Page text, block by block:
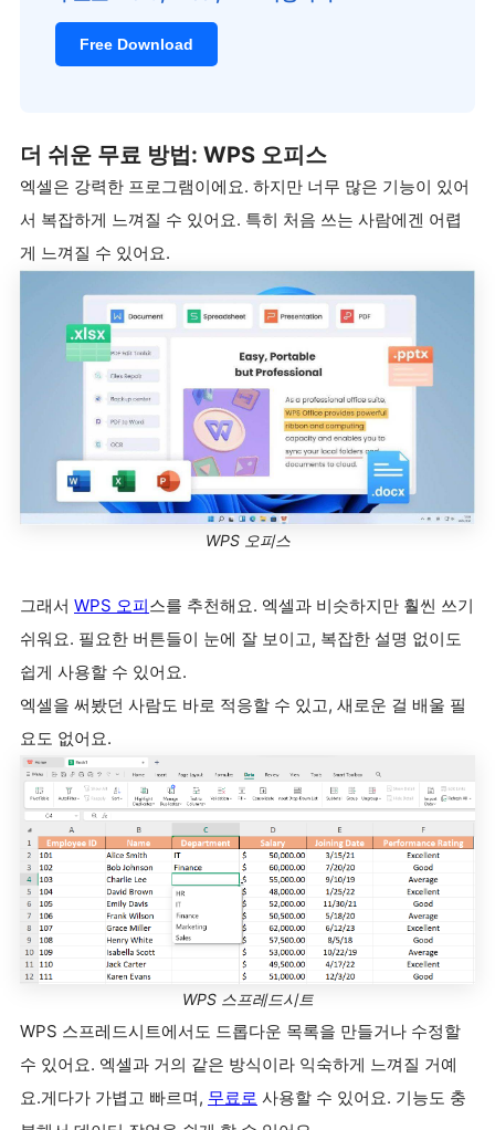
Free Download
더 쉬운 무료 방법: WPS 오피스
엑셀은 강력한 프로그램이에요. 하지만 너무 많은 기능이 있어
서 복잡하게 느껴질 수 있어요. 특히 처음 쓰는 사람에겐 어렵
게 느껴질 수 있어요.
WPS 오피스
그래서 WPS 오피스를 추천해요. 엑셀과 비슷하지만 훨씬 쓰기
쉬워요. 필요한 버튼들이 눈에 잘 보이고, 복잡한 설명 없이도
쉽게 사용할 수 있어요.
엑셀을 써봤던 사람도 바로 적응할 수 있고, 새로운 걸 배울 필
요도 없어요.
WPS 스프레드시트
WPS 스프레드시트에서도 드롭다운 목록을 만들거나 수정할
수 있어요. 엑셀과 거의 같은 방식이라 익숙하게 느껴질 거예
요.게다가 가볍고 빠르며, 무료로 사용할 수 있어요. 기능도 충